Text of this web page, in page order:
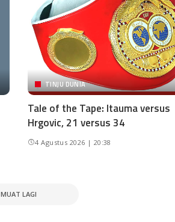
TINJU DUNIA
Tale of the Tape: Itauma versus
Hrgovic, 21 versus 34
4 Agustus 2026 | 20:38
MUAT LAGI